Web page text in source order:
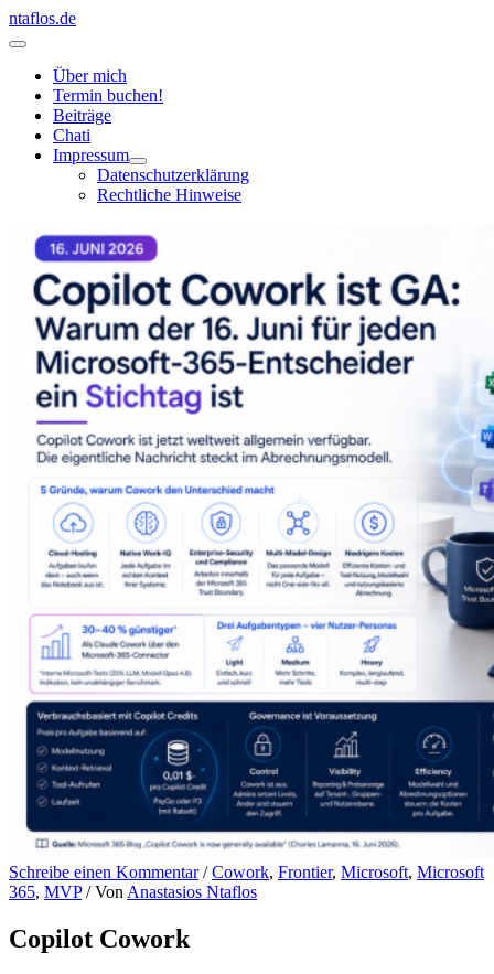
Zum
Inhalt
ntaflos.de
Hauptmenü
Über mich
Termin buchen!
Beiträge
Chati
Impressum
Datenschutzerklärung
Rechtliche Hinweise
Schreibe einen Kommentar /Cowork, Frontier, Microsoft, Microsoft
365, MVP/ Von Anastasios Ntaflos
Copilot Cowork